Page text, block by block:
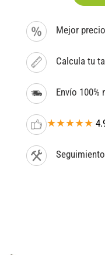
Mejor
Calcula tu
Envío 100%
★★★★★